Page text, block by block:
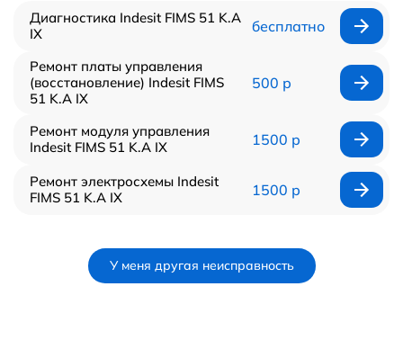
Диагностика Indesit FIMS 51 K.A
IX
бесплатно
Ремонт платы управления
(восстановление) Indesit FIMS
51 K.A IX
500 р
Ремонт модуля управления
Indesit FIMS 51 K.A IX
1500 р
Ремонт электросхемы Indesit
FIMS 51 K.A IX
1500 р
У меня другая неисправность